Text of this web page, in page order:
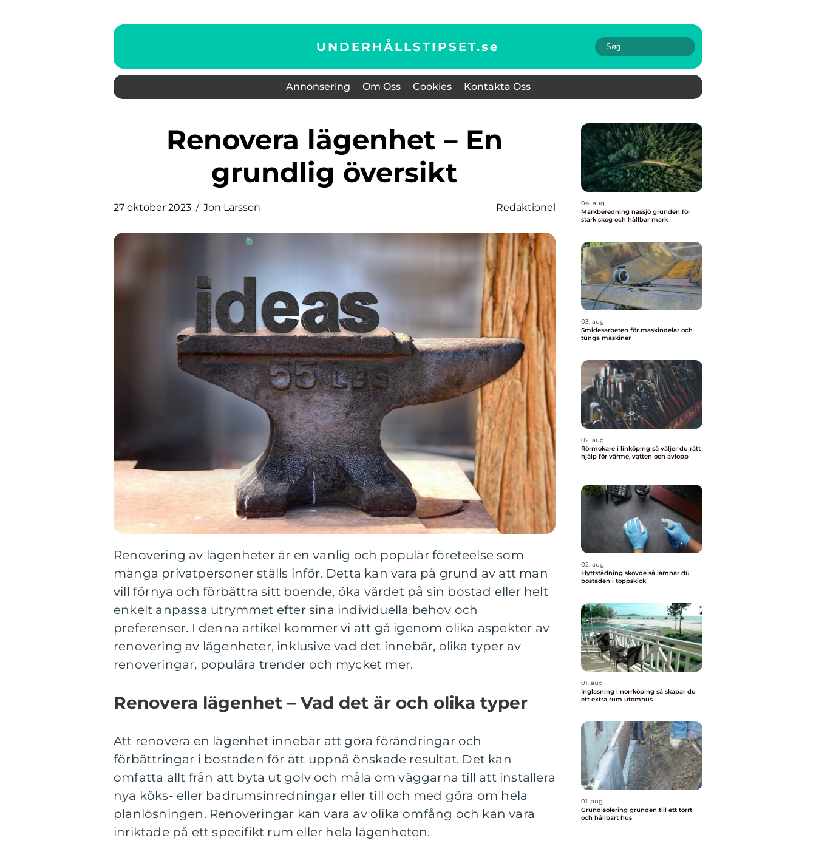
UNDERHÅLLSTIPSET.se
Annonsering Om Oss Cookies Kontakta Oss
Renovera lägenhet – En
grundlig översikt
27 oktober 2023 Jon Larsson Redaktionel
Renovering av lägenheter är en vanlig och populär företeelse som
många privatpersoner ställs inför. Detta kan vara på grund av att man
vill förnya och förbättra sitt boende, öka värdet på sin bostad eller helt
enkelt anpassa utrymmet efter sina individuella behov och
preferenser. I denna artikel kommer vi att gå igenom olika aspekter av
renovering av lägenheter, inklusive vad det innebär, olika typer av
renoveringar, populära trender och mycket mer.
Renovera lägenhet – Vad det är och olika typer
Att renovera en lägenhet innebär att göra förändringar och
förbättringar i bostaden för att uppnå önskade resultat. Det kan
omfatta allt från att byta ut golv och måla om väggarna till att installera
nya köks- eller badrumsinredningar eller till och med göra om hela
planlösningen. Renoveringar kan vara av olika omfång och kan vara
inriktade på ett specifikt rum eller hela lägenheten.
04. aug
Markberedning nässjö grunden för
stark skog och hållbar mark
03. aug
Smidesarbeten för maskindelar och
tunga maskiner
02. aug
Rörmokare i linköping så väljer du rätt
hjälp för värme, vatten och avlopp
02. aug
Flyttstädning skövde så lämnar du
bostaden i toppskick
01. aug
Inglasning i norrköping så skapar du
ett extra rum utomhus
01. aug
Grundisolering grunden till ett torrt
och hållbart hus